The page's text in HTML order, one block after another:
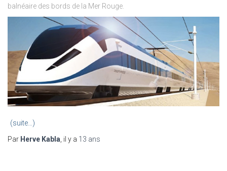
balnéaire des bords de la Mer Rouge.
(suite…)
Par Herve Kabla, il y a 13 ans